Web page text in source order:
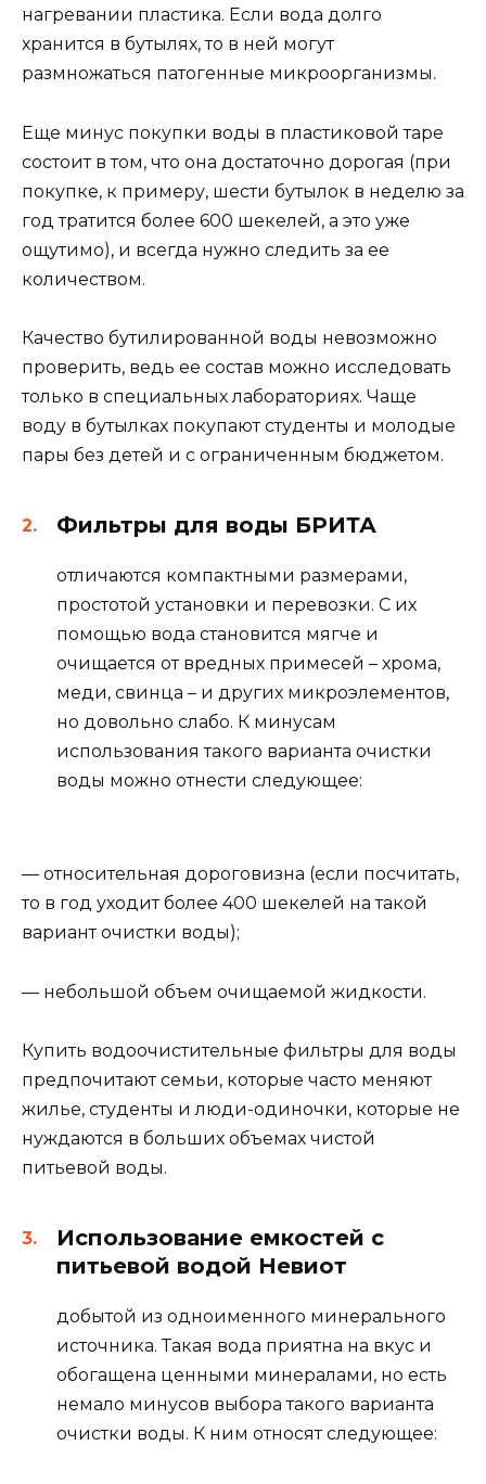
нагревании пластика. Если вода долго
хранится в бутылях, то в ней могут
размножаться патогенные микроорганизмы.
Еще минус покупки воды в пластиковой таре
состоит в том, что она достаточно дорогая (при
покупке, к примеру, шести бутылок в неделю за
год тратится более 600 шекелей, а это уже
ощутимо), и всегда нужно следить за ее
количеством.
Качество бутилированной воды невозможно
проверить, ведь ее состав можно исследовать
только в специальных лабораториях. Чаще
воду в бутылках покупают студенты и молодые
пары без детей и с ограниченным бюджетом.
Фильтры для воды БРИТА
отличаются компактными размерами,
простотой установки и перевозки. С их
помощью вода становится мягче и
очищается от вредных примесей – хрома,
меди, свинца – и других микроэлементов,
но довольно слабо. К минусам
использования такого варианта очистки
воды можно отнести следующее:
— относительная дороговизна (если посчитать,
то в год уходит более 400 шекелей на такой
вариант очистки воды);
— небольшой объем очищаемой жидкости.
Купить водоочистительные фильтры для воды
предпочитают семьи, которые часто меняют
жилье, студенты и люди-одиночки, которые не
нуждаются в больших объемах чистой
питьевой воды.
Использование емкостей с
питьевой водой Невиот
добытой из одноименного минерального
источника. Такая вода приятна на вкус и
обогащена ценными минералами, но есть
немало минусов выбора такого варианта
очистки воды. К ним относят следующее: